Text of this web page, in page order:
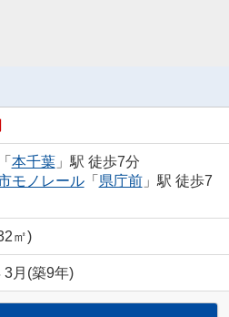
「 本千葉」駅 徒歩7分
モノレール「 県庁前」駅 徒歩7
㎡)
3月(築9年)